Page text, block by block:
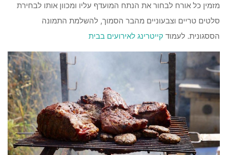
מזמין כל אורח לבחור את הנתח המועדף עליו ומכוון אותו לבחירת
סלטים טריים וצבעוניים מהבר הסמוך, להשלמת התמונה
הססגונית. לעמוד קייטרינג לאירועים בבית